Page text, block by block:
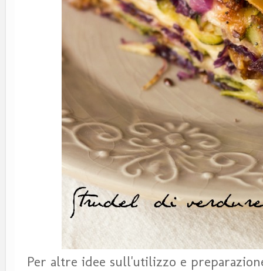
Per altre idee sull'utilizzo e